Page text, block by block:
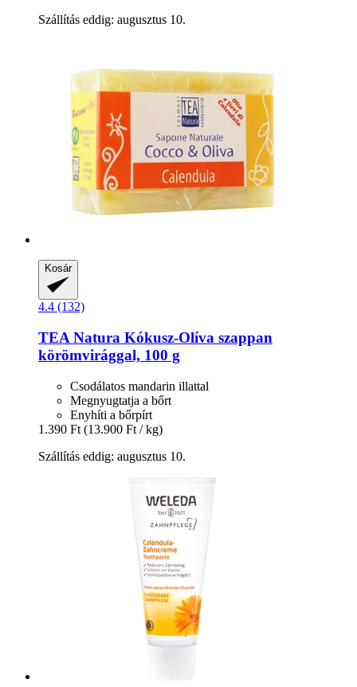
Szállítás eddig: augusztus 10.
Kosár
4.4 (132)
TEA Natura Kókusz-​Olíva szappan
körömvirággal, 100 g
Csodálatos mandarin illattal
Megnyugtatja a bőrt
Enyhíti a bőrpírt
1.390 Ft (13.900 Ft / kg)
Szállítás eddig: augusztus 10.